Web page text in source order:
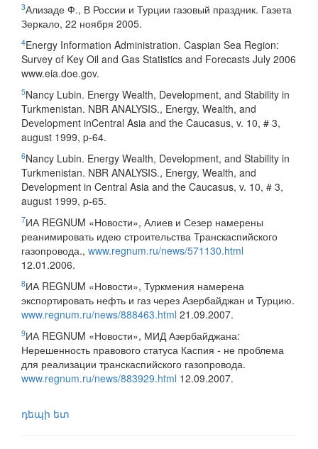
3Ализаде Ф., В России и Турции газовый праздник. Газета
Зеркало, 22 ноября 2005.
4Energy Information Administration. Caspian Sea Region:
Survey of Key Oil and Gas Statistics and Forecasts July 2006
www.eia.doe.gov.
5Nancy Lubin. Energy Wealth, Development, and Stability in
Turkmenistan. NBR ANALYSIS., Energy, Wealth, and
Development inCentral Asia and the Caucasus, v. 10, # 3,
august 1999, p-64.
6Nancy Lubin. Energy Wealth, Development, and Stability in
Turkmenistan. NBR ANALYSIS., Energy, Wealth, and
Development in Central Asia and the Caucasus, v. 10, # 3,
august 1999, p-65.
7ИА REGNUM «Новости», Алиев и Сезер намерены
реанимировать идею строительства Транскаспийского
газопровода., www.regnum.ru/news/571130.html
12.01.2006.
8ИА REGNUM «Новости», Туркмения намерена
экспортировать нефть и газ через Азербайджан и Турцию.
www.regnum.ru/news/888463.html 21.09.2007.
9ИА REGNUM «Новости», МИД Азербайджана:
Нерешенность правового статуса Каспия - не проблема
для реализации транскаспийского газопровода.
www.regnum.ru/news/883929.html 12.09.2007.
դեպի ետ